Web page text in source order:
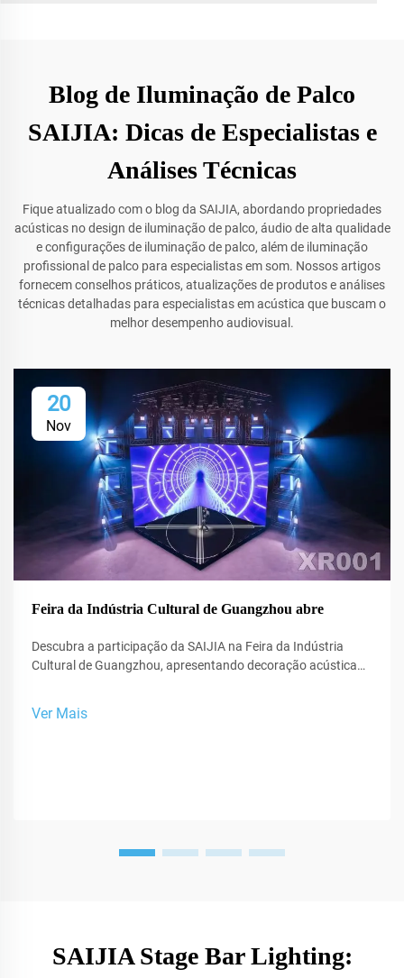
Blog de Iluminação de Palco
SAIJIA: Dicas de Especialistas e
Análises Técnicas
Fique atualizado com o blog da SAIJIA, abordando propriedades
acústicas no design de iluminação de palco, áudio de alta qualidade
e configurações de iluminação de palco, além de iluminação
profissional de palco para especialistas em som. Nossos artigos
fornecem conselhos práticos, atualizações de produtos e análises
técnicas detalhadas para especialistas em acústica que buscam o
melhor desempenho audiovisual.
20
Nov
Feira da Indústria Cultural de Guangzhou abre
Descubra a participação da SAIJIA na Feira da Indústria
Cultural de Guangzhou, apresentando decoração acústica
Ver Mais
SAIJIA Stage Bar Lighting: